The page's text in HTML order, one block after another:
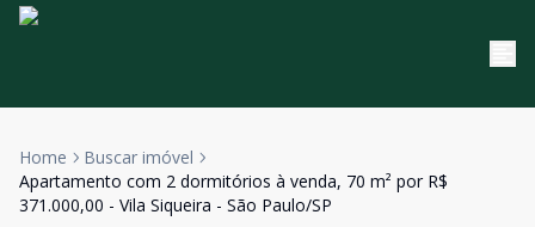
Home
Buscar imóvel
Apartamento com 2 dormitórios à venda, 70 m² por R$
371.000,00 - Vila Siqueira - São Paulo/SP